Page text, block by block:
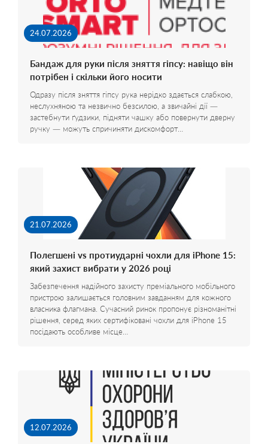
24.07.2026
Бандаж для руки після зняття гіпсу: навіщо він
потрібен і скільки його носити
Одразу після зняття гіпсу рука нерідко здається слабкою,
неслухняною та незвично безсилою, а звичайні дії —
застебнути ґудзики, підняти чашку або повернути дверну
ручку — можуть спричиняти дискомфорт…
21.07.2026
Полегшені vs протиударні чохли для iPhone 15:
який захист вибрати у 2026 році
Забезпечення надійного захисту преміального мобільного
пристрою залишається головним завданням для кожного
власника флагмана. Сучасний ринок пропонує різноманітні
рішення, серед яких сертифіковані чохли для iPhone 15
посідають особливе місце…
12.07.2026